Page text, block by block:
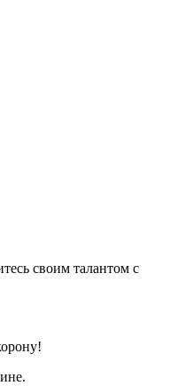
своим талантом с